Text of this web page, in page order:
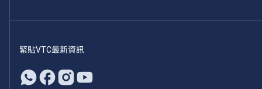
緊貼VTC最新資訊